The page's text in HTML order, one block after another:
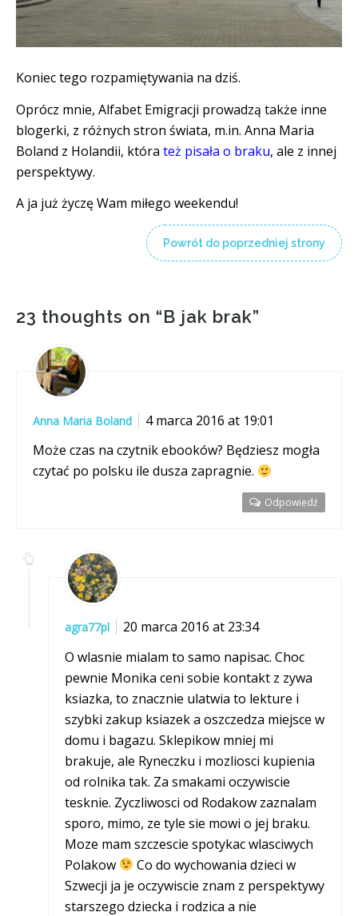
Koniec tego rozpamiętywania na dziś.
Oprócz mnie, Alfabet Emigracji prowadzą także inne
blogerki, z różnych stron świata, m.in. Anna Maria
Boland z Holandii, która też pisała o braku, ale z innej
perspektywy.
A ja już życzę Wam miłego weekendu!
Powrót do poprzedniej strony
23 thoughts on “B jak brak”
Anna Maria Boland
4 marca 2016 at 19:01
Może czas na czytnik ebooków? Będziesz mogła
czytać po polsku ile dusza zapragnie.
Odpowiedź
agra77pl
20 marca 2016 at 23:34
O wlasnie mialam to samo napisac. Choc
pewnie Monika ceni sobie kontakt z zywa
ksiazka, to znacznie ulatwia to lekture i
szybki zakup ksiazek a oszczedza miejsce w
domu i bagazu. Sklepikow mniej mi
brakuje, ale Ryneczku i mozliosci kupienia
od rolnika tak. Za smakami oczywiscie
tesknie. Zyczliwosci od Rodakow zaznalam
sporo, mimo, ze tyle sie mowi o jej braku.
Moze mam szczescie spotykac wlasciwych
Polakow
Co do wychowania dzieci w
Szwecji ja je oczywiscie znam z perspektywy
starszego dziecka i rodzica a nie